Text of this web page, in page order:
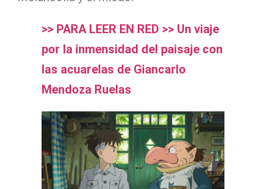
>> PARA LEER EN RED >> Un viaje
por la inmensidad del paisaje con
las acuarelas de Giancarlo
Mendoza Ruelas